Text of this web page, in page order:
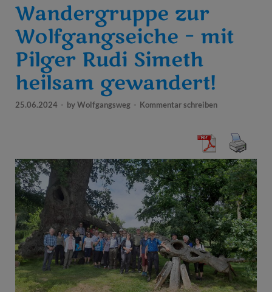
Wandergruppe zur
Wolfgangseiche – mit
Pilger Rudi Simeth
heilsam gewandert!
25.06.2024 - byWolfgangsweg - Kommentar schreiben